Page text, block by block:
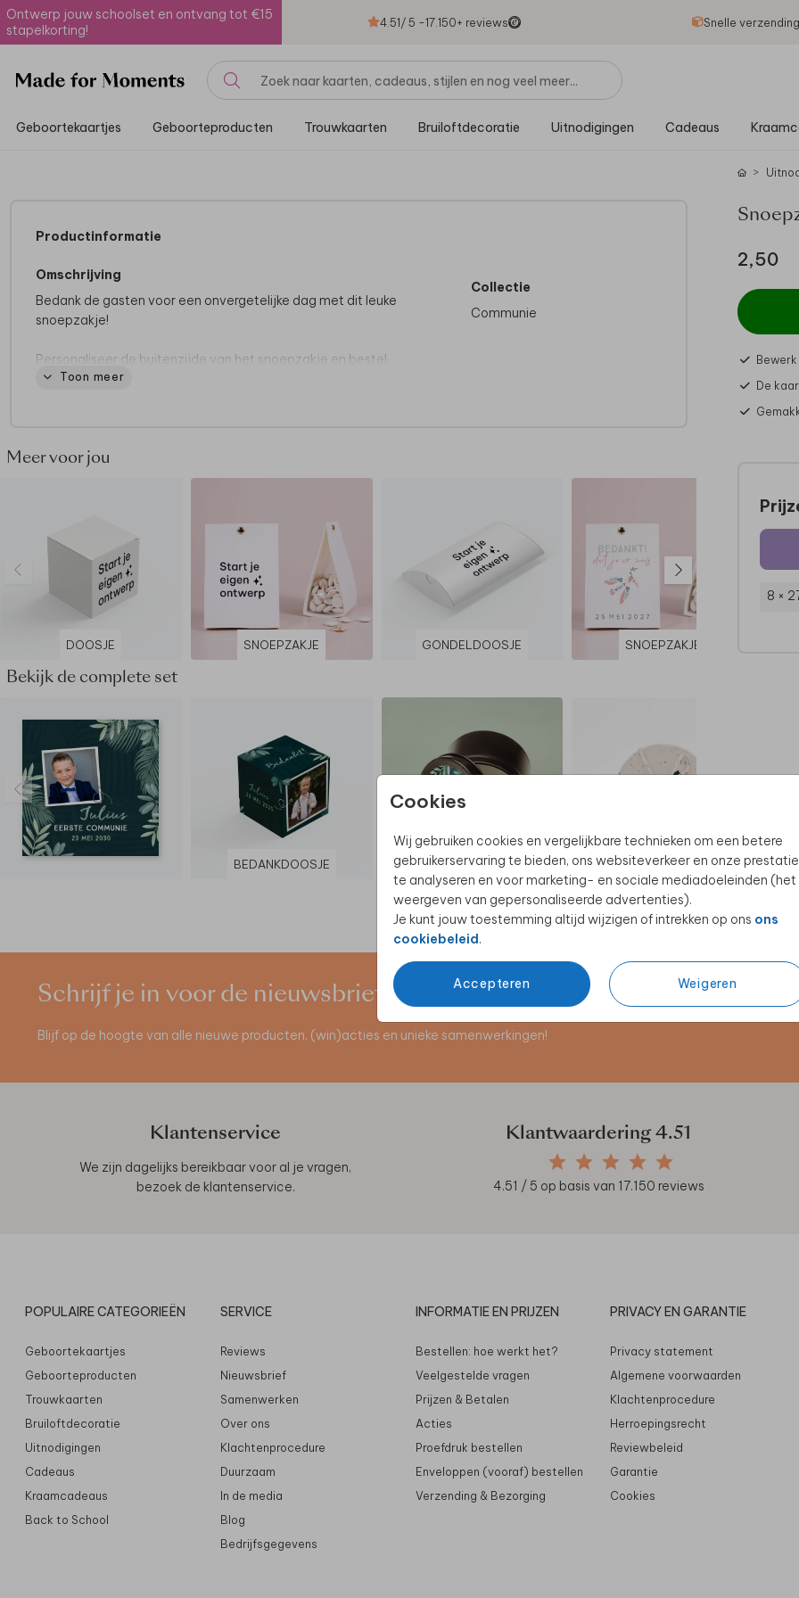
Ontwerp jouw schoolset en ontvang tot €15
stapelkorting!
4.51/ 5 -17.150+ reviews Snelle
Geboortekaartjes Geboorteproducten Trouwkaarten Bruiloftdecoratie Uitnodigingen Cadeaus
Cookies
Wij gebruiken cookies en vergelijkbare technieken om een betere
gebruikerservaring te bieden, ons websiteverkeer en onze
te analyseren en voor marketing- en sociale mediadoeleinden (het
weergeven van gepersonaliseerde advertenties).
Je kunt jouw toestemming altijd wijzigen of intrekken op ons ons
cookiebeleid.
Accepteren Weigeren
Productinformatie
Omschrijving
Bedank de gasten voor een onvergetelijke dag met dit leuke
snoepzakje!
Personaliseer de buitenzijde van het snoepzakje en bestel
meteen dezakjes
Toon meer
Collectie
Communie
Meer voor jou
DOOSJE SNOEPZAKJE GONDELDOOSJE SNOEPZAKJE
Bekijk de complete set
BEDANKDOOSJE STICKER LABELTJE
2,50
De
8 ×
Schrijf je in voor de nieuwsbrief
Blijf op de hoogte van alle nieuwe producten, (win)acties en unieke samenwerkingen!
Klantenservice
We zijn dagelijks bereikbaar voor al je vragen,
bezoek de klantenservice.
Klantwaardering4.51
4.51 / 5 op basis van 17.150 reviews
POPULAIRE CATEGORIEËN
Geboortekaartjes
Geboorteproducten
Trouwkaarten
Bruiloftdecoratie
Uitnodigingen
Cadeaus
Kraamcadeaus
Back to School
SERVICE
Reviews
Nieuwsbrief
Samenwerken
Over ons
Klachtenprocedure
Duurzaam
In de media
Blog
Bedrijfsgegevens
INFORMATIE EN PRIJZEN
Bestellen: hoe werkt het?
Veelgestelde vragen
Prijzen & Betalen
Acties
Proefdruk bestellen
Enveloppen (vooraf) bestellen
Verzending & Bezorging
PRIVACY EN GARANTIE
Privacy statement
Algemene voorwaarden
Klachtenprocedure
Herroepingsrecht
Reviewbeleid
Garantie
Cookies